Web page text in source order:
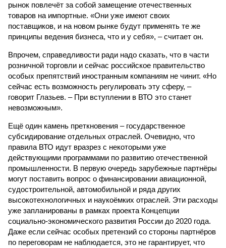
рынок повлечёт за собой замещение отечественных
товаров на импортные. «Они уже имеют своих
поставщиков, и на новом рынке будут применять те же
принципы ведения бизнеса, что и у себя», – считает он.
Впрочем, справедливости ради надо сказать, что в части
розничной торговли и сейчас российское правительство
особых препятствий иностранным компаниям не чинит. «Но
сейчас есть возможность регулировать эту сферу, –
говорит Глазьев. – При вступлении в ВТО это станет
невозможным».
Ещё один камень преткновения – государственное
субсидирование отдельных отраслей. Очевидно, что
правила ВТО идут вразрез с некоторыми уже
действующими программами по развитию отечественной
промышленности. В первую очередь зарубежные партнёры
могут поставить вопрос о финансировании авиационной,
судостроительной, автомобильной и ряда других
высокотехнологичных и наукоёмких отраслей. Эти расходы
уже запланированы в рамках проекта Концепции
социально-экономического развития России до 2020 года.
Даже если сейчас особых претензий со стороны партнёров
по переговорам не наблюдается, это не гарантирует, что